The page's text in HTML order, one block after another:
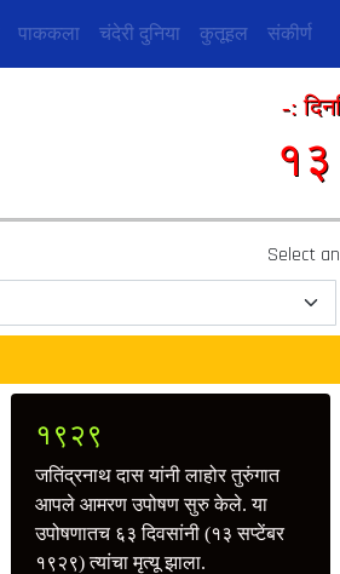
पाककला चंदेरी दुनिया कुतूहल संकीर्ण
-:
Select
१९२९
जतिंद्रनाथ दास यांनी लाहोर तुरुंगात
आपले आमरण उपोषण सुरु केले. या
उपोषणातच ६३ दिवसांनी (१३ सप्टेंबर
१९२९) त्यांचा मृत्यू झाला.